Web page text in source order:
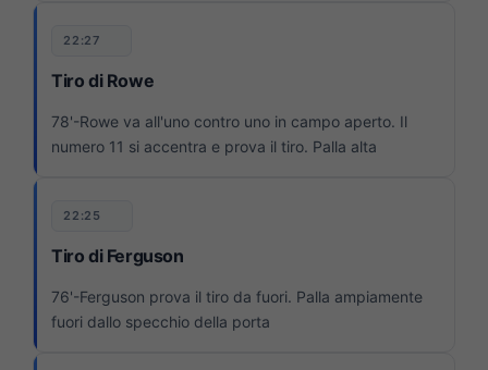
22:27
Tiro di Rowe
78'-Rowe va all'uno contro uno in campo aperto. Il
numero 11 si accentra e prova il tiro. Palla alta
22:25
Tiro di Ferguson
76'-Ferguson prova il tiro da fuori. Palla ampiamente
fuori dallo specchio della porta